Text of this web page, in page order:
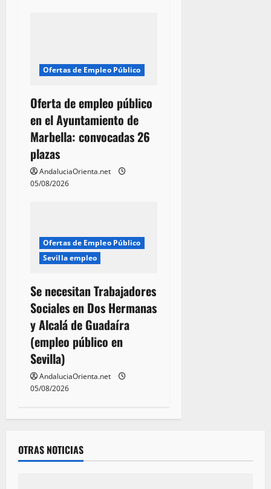
Ofertas de Empleo Público
Oferta de empleo público
en el Ayuntamiento de
Marbella: convocadas 26
plazas
AndaluciaOrienta.net
05/08/2026
Ofertas de Empleo Público
Sevilla empleo
Se necesitan Trabajadores
Sociales en Dos Hermanas
y Alcalá de Guadaíra
(empleo público en
Sevilla)
AndaluciaOrienta.net
05/08/2026
OTRAS NOTICIAS